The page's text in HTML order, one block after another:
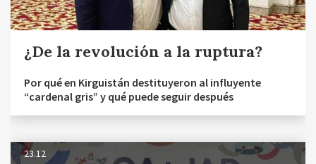
¿De la revolución a la ruptura?
Por qué en Kirguistán destituyeron al influyente
“cardenal gris” y qué puede seguir después
23.12